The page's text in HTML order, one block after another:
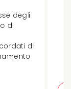
degli
di
di